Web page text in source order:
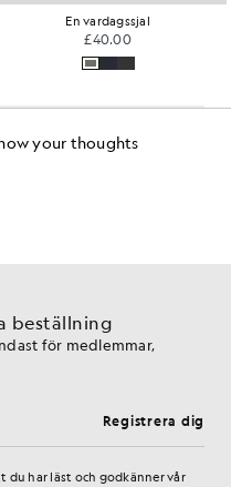
En vardagssjal
£40.00
beställning
för medlemmar,
Registrera dig
har läst och godkänner vår